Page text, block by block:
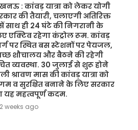
: कांवड़ यात्रा को लेकर योगी
की तैयारी, चलाएगी अतिरिक्त
साथ ही 24 घंटे की निगरानी के
एक्टिव रहेगा कंट्रोल रूम. कांवड़
पर स्थित बस स्टेशनों पर पेयजल,
शौचालय और बैठने की रहेगी
व्यवस्था. 30 जुलाई से शुरू होने
श्रावण मास की कांवड़ यात्रा को
व सुरक्षित बनाने के लिए सरकार
यह महत्वपूर्ण कदम.
2 weeks ago